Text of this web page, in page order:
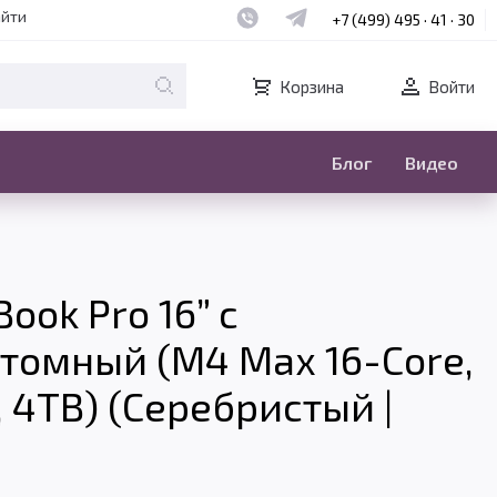
Наш whatsapp
Наш telegram
+7 (499) 495 · 41 · 30
Корзина Войти
Блог Видео
Pro 16” с
(M4 Max 16-Core,
4TB) (Серебристый |